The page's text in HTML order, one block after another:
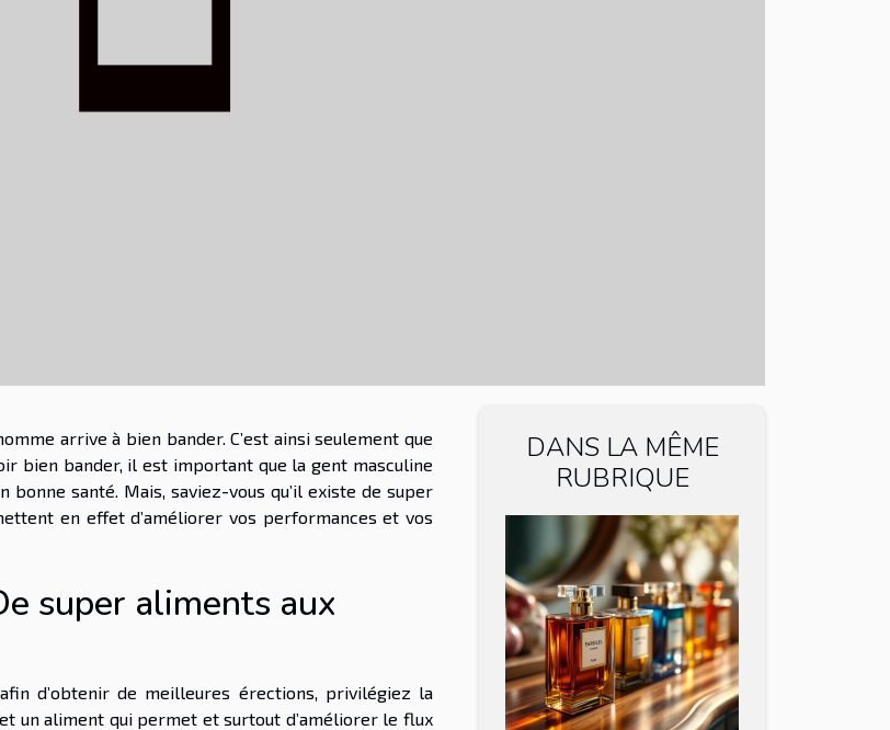
arrive à bien bander. C’est ainsi seulement que
bien bander, il est important que la gent masculine
santé. Mais, saviez-vous qu’il existe de super
en effet d’améliorer vos performances et vos
super aliments aux
d’obtenir de meilleures érections, privilégiez la
un aliment qui permet et surtout d’améliorer le flux
DANS LA MÊME
RUBRIQUE